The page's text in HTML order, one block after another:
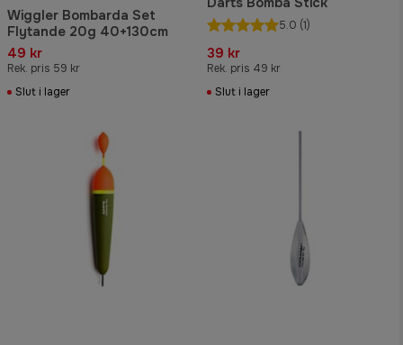
Wiggler Bombarda Set
Flytande 20g 40+130cm
49 kr
Rek. pris 59 kr
Slut i lager
5.0 (1)
39 kr
Rek. pris 49 kr
Slut i lager